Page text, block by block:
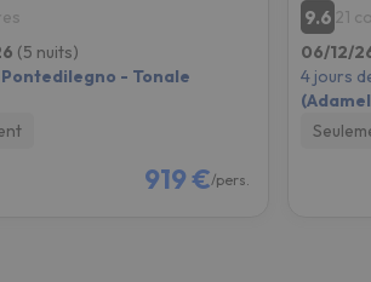
(5 nuits)
Pontedilegno - Tonale
919 €/pers.
9.6 21
06/12/
4 jours